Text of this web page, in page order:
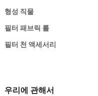
형성 직물
필터 패브릭 롤
필터 천 액세서리
우리에 관해서